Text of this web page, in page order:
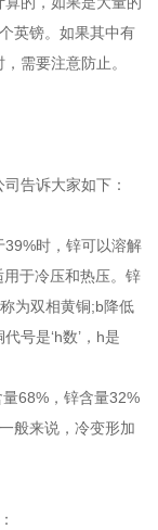
英镑。如果其中有
需要注意防止。
告诉大家如下：
时，锌可以溶解
于冷压和热压。锌
为双相黄铜;b降低
号是‘h数’，h是
68%，锌含量32%
般来说，冷变形加